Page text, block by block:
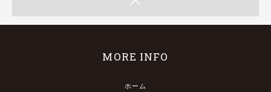
MORE INFO
ホーム